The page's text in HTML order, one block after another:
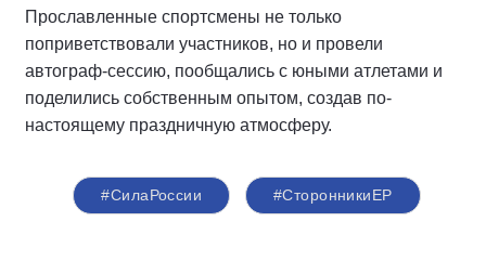
Прославленные спортсмены не только
поприветствовали участников, но и провели
автограф-сессию, пообщались с юными атлетами и
поделились собственным опытом, создав по-
настоящему праздничную атмосферу.
#СилаРоссии #СторонникиЕР